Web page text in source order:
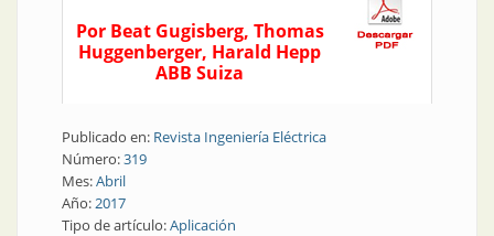
Por Beat Gugisberg, Thomas
Huggenberger, Harald Hepp
ABB Suiza
Publicado en: Revista Ingeniería Eléctrica
Número:319
Mes:Abril
Año:2017
Tipo de artículo:Aplicación